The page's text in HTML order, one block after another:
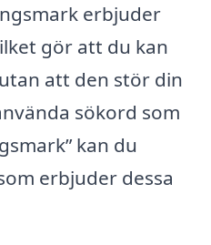
erbjuder
gör att du kan
att den stör din
sökord som
kan du
erbjuder dessa